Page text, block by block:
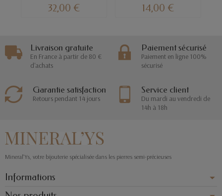
32,00 € 14,00 €
Livraison gratuite
En France à partir de 80 €
d'achats
Paiement sécurisé
Paiement en ligne 100%
sécurisé
Garantie satisfaction
Retours pendant 14 jours
Service client
Du mardi au vendredi de
14h à 18h
Mineral'Ys, votre bijouterie spécialisée dans les pierres semi-précieuses
Informations